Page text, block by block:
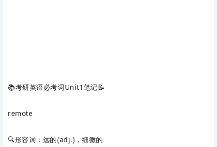
📚考研英语必考词Unit1笔记📝
remote
🔍形容词：远的(adj.)，细微的